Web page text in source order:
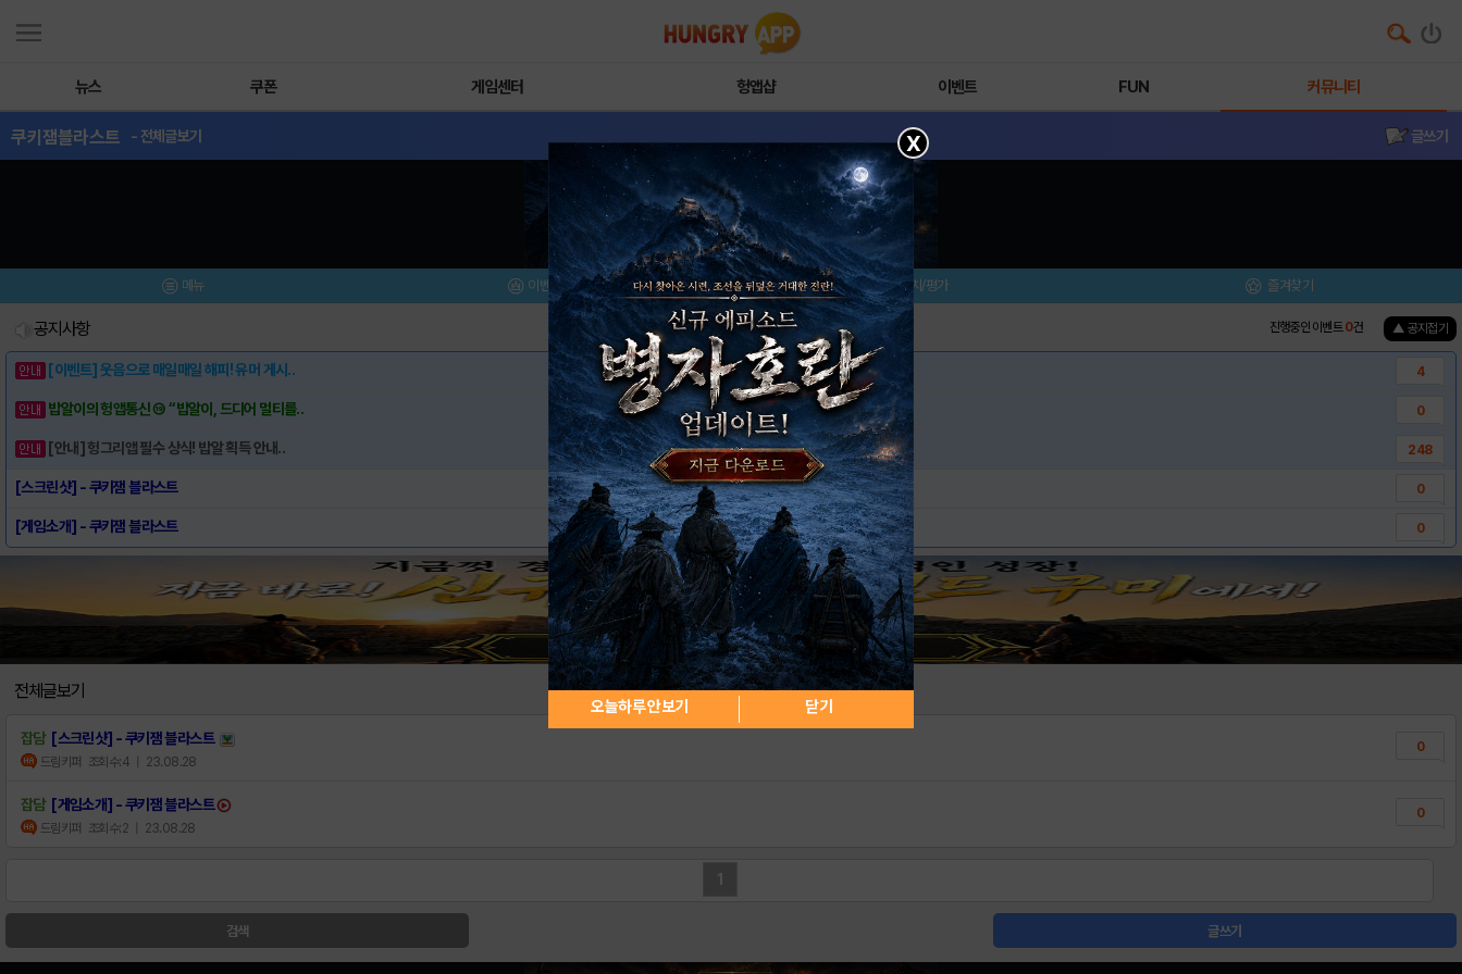
뉴스 쿠폰 게임센터 헝앱샵 이벤트 FUN 커뮤니티
쿠키잼블라스트 - 전체글보기 글쓰기
메뉴 이벤트/미션 설치/평가 즐겨찾기
공지사항 진행중인 이벤트0건 ▲ 공지접기
[이벤트] 웃음으로 매일매일 해피! 유머 게시.. 4
밥알이의 헝앱통신 ⑲ “밥알이, 드디어 멀티를.. 0
[안내] 헝그리앱 필수 상식! 밥알 획득 안내.. 248
[스크린샷] - 쿠키잼 블라스트 0
[게임소개] - 쿠키잼 블라스트 0
전체글보기
잡담 [스크린샷] - 쿠키잼 블라스트
드림키퍼 조회수:4 | 23.08.28
0
잡담 [게임소개] - 쿠키잼 블라스트
드림키퍼 조회수:2 | 23.08.28
0
1
검색 글쓰기
X
오늘하루 안보기 닫기